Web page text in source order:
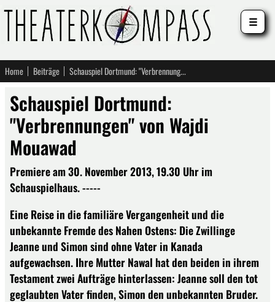
Home Beiträge Schauspiel Dortmund: "Verbrennungen" von Wajdi Mouawad
Schauspiel Dortmund:
"Verbrennungen" von Wajdi
Mouawad
Premiere am 30. November 2013, 19.30 Uhr im
Schauspielhaus. -----
Eine Reise in die familiäre Vergangenheit und die
unbekannte Fremde des Nahen Ostens: Die Zwillinge
Jeanne und Simon sind ohne Vater in Kanada
aufgewachsen. Ihre Mutter Nawal hat den beiden in ihrem
Testament zwei Aufträge hinterlassen: Jeanne soll den tot
geglaubten Vater finden, Simon den unbekannten Bruder.
☰